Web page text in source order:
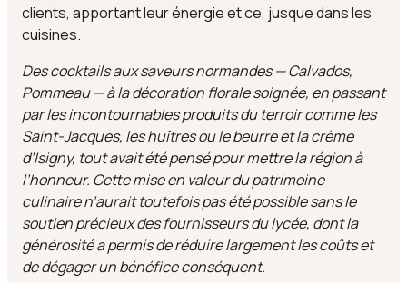
clients, apportant leur énergie et ce, jusque dans les
cuisines.
Des cocktails aux saveurs normandes — Calvados,
Pommeau — à la décoration florale soignée, en passant
par les incontournables produits du terroir comme les
Saint-Jacques, les huîtres ou le beurre et la crème
d’Isigny, tout avait été pensé pour mettre la région à
l’honneur. Cette mise en valeur du patrimoine
culinaire n’aurait toutefois pas été possible sans le
soutien précieux des fournisseurs du lycée, dont la
générosité a permis de réduire largement les coûts et
de dégager un bénéfice conséquent.